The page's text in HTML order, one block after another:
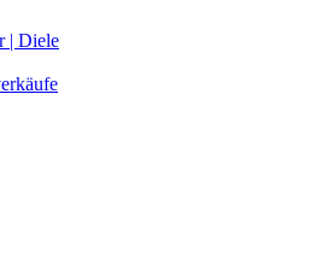
| Diele